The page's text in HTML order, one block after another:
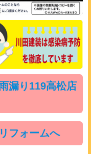
漏り119高松店
フォームへ